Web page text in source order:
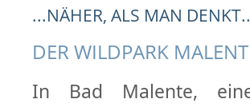
...NÄHER, ALS MAN
DER WILDPARK
In Bad Malente,